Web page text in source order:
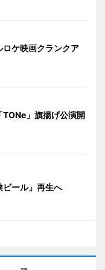
ケ映画クランクア
」旗揚げ公演開
ビール」再生へ